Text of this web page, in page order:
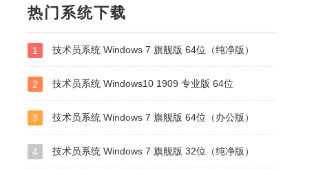
热门系统下载
1 技术员系统 Windows 7 旗舰版 64位（纯净版）
2 技术员系统 Windows10 1909 专业版 64位
3 技术员系统 Windows 7 旗舰版 64位（办公版）
4 技术员系统 Windows 7 旗舰版 32位（纯净版）